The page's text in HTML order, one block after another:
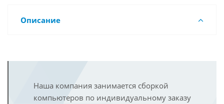
Описание
Наша компания занимается сборкой
компьютеров по индивидуальному заказу